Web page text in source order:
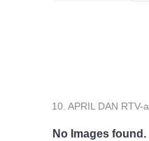
10. APRIL DAN RTV-a
No Images found.